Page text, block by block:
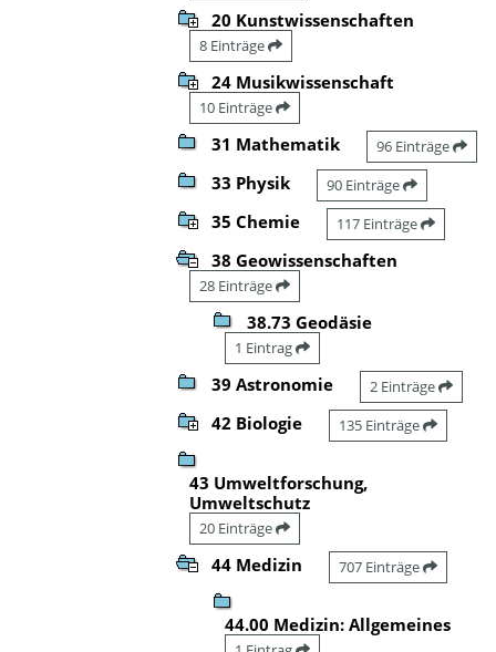
20 Kunstwissenschaften
8 Einträge
24 Musikwissenschaft
10 Einträge
31 Mathematik 96 Einträge
33 Physik 90 Einträge
35 Chemie 117 Einträge
38 Geowissenschaften
28 Einträge
38.73 Geodäsie
1 Eintrag
39 Astronomie 2 Einträge
42 Biologie 135 Einträge
43 Umweltforschung,
Umweltschutz
20 Einträge
44 Medizin 707 Einträge
44.00 Medizin: Allgemeines